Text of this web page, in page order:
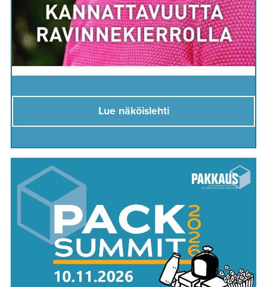
Lue näköislehti